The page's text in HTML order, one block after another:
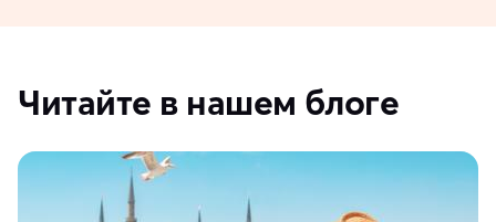
Читайте в нашем блоге